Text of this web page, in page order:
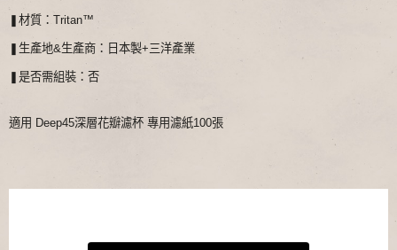
❚材質：Tritan™
❚生產地&生產商：日本製+三洋產業
❚是否需組裝：否
適用 Deep45深層花瓣濾杯 專用濾紙100張